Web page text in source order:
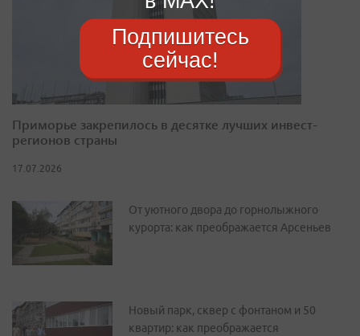
Приморье закрепилось в десятке лучших инвест-
регионов страны
17.07.2026
От уютного двора до горнолыжного
курорта: как преображается Арсеньев
Новый парк, сквер с фонтаном и 50
квартир: как преображается
Подпишитесь
сейчас!